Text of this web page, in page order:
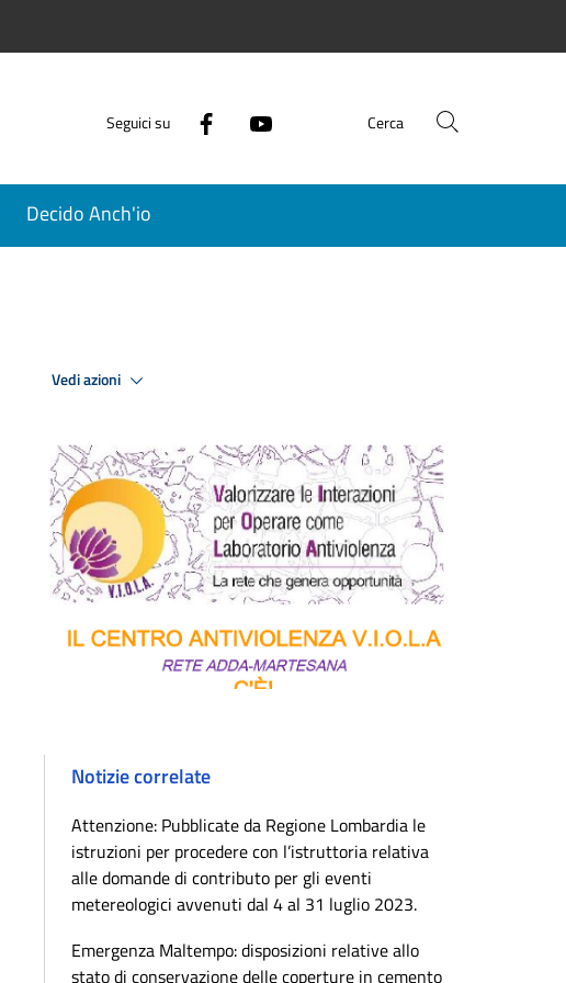
Seguici su Cerca
Decido Anch'io
Vedi azioni
Notizie correlate
Attenzione: Pubblicate da Regione Lombardia le
istruzioni per procedere con l’istruttoria relativa
alle domande di contributo per gli eventi
metereologici avvenuti dal 4 al 31 luglio 2023.
Emergenza Maltempo: disposizioni relative allo
stato di conservazione delle coperture in cemento